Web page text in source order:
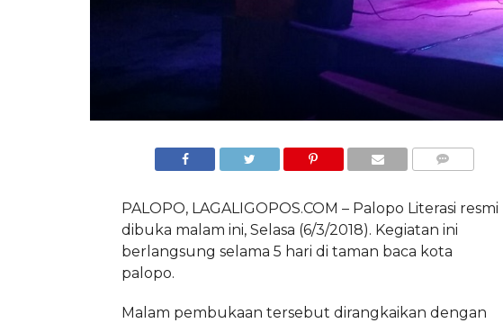
PALOPO, LAGALIGOPOS.COM – Palopo Literasi resmi
dibuka malam ini, Selasa (6/3/2018). Kegiatan ini
berlangsung selama 5 hari di taman baca kota
palopo.
Malam pembukaan tersebut dirangkaikan dengan